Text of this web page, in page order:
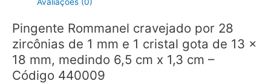
Pingente Rommanel cravejado por 28
zircônias de 1 mm e 1 cristal gota de 13 x
18 mm, medindo 6,5 cm x 1,3 cm –
Código 440009